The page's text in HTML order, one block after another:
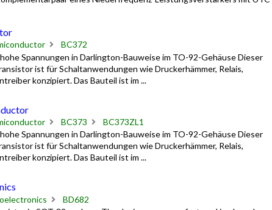
BC372
Spannungen in Darlington-Bauweise im TO-92-Gehäuse Dieser
ist für Schaltanwendungen wie Druckerhämmer, Relais,
konzipiert. Das Bauteil ist im ...
BC373
BC373ZL1
Spannungen in Darlington-Bauweise im TO-92-Gehäuse Dieser
ist für Schaltanwendungen wie Druckerhämmer, Relais,
konzipiert. Das Bauteil ist im ...
BD682